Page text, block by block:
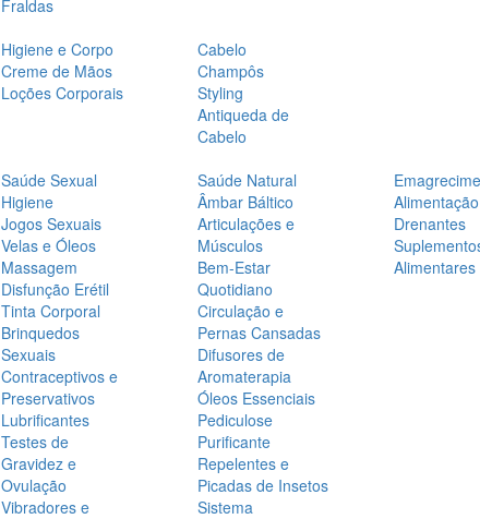
Fraldas
Higiene e Corpo
Creme de Mãos
Loções Corporais
Cabelo
Champôs
Styling
Antiqueda de
Cabelo
Saúde Sexual
Higiene
Jogos Sexuais
Velas e Óleos
Massagem
Disfunção Erétil
Tinta Corporal
Brinquedos
Sexuais
Contraceptivos e
Preservativos
Lubrificantes
Testes de
Gravidez e
Ovulação
Vibradores e
Saúde Natural
Âmbar Báltico
Articulações e
Músculos
Bem-Estar
Quotidiano
Circulação e
Pernas Cansadas
Difusores de
Aromaterapia
Óleos Essenciais
Pediculose
Purificante
Repelentes e
Picadas de Insetos
Sistema
Alimentação
Drenantes
Alimentares